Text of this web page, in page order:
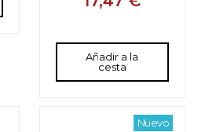
Añadir a la
cesta
Nuevo